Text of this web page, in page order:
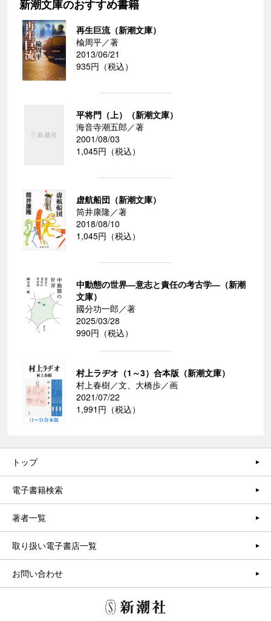
新潮文庫のおすすめ書籍
再生巨流（新潮文庫）
楡周平／著
2013/06/21
935円（税込）
平将門（上）（新潮文庫）
海音寺潮五郎／著
2001/08/03
1,045円（税込）
虚航船団（新潮文庫）
筒井康隆／著
2018/08/10
1,045円（税込）
中動態の世界―意志と責任の考古学―（新潮
文庫）
國分功一郎／著
2025/03/28
990円（税込）
村上ラヂオ（1～3）合本版（新潮文庫）
村上春樹／文、大橋歩／画
2021/07/22
1,991円（税込）
トップ
電子書籍検索
著者一覧
取り扱い電子書店一覧
お問い合わせ